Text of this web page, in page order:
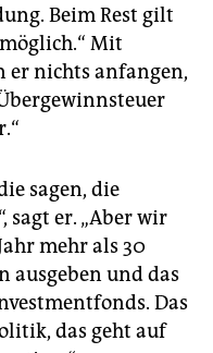
Beim Rest gilt
Mit
er nichts anfangen,
sagen, die
sagt er. „Aber wir
mehr als 30
und das
Das
das geht auf